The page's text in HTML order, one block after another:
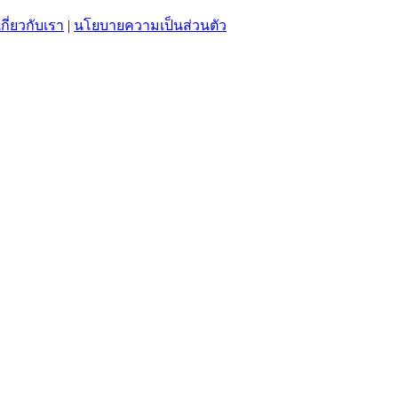
กี่ยวกับเรา | นโยบายความเป็นส่วนตัว